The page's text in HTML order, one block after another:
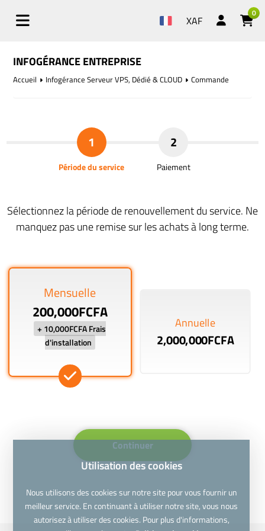
XAF
0
INFOGÉRANCE ENTREPRISE
Accueil Infogérance Serveur VPS, Dédié & CLOUD Commande
1
Période du service
2
Paiement
Sélectionnez la période de renouvellement du service. Ne
manquez pas une remise sur les achats à long terme.
Mensuelle
200,000FCFA
+ 10,000FCFA Frais
d'installation
Annuelle
2,000,000FCFA
Continuer
Utilisation des cookies
Nous utilisons des cookies sur notre site pour vous fournir un
meilleur service. En continuant à utiliser notre site, vous nous
autorisez à utiliser des cookies. Pour plus d'informations,